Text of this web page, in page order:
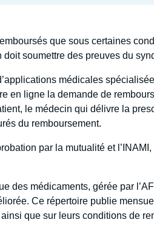
que sous certaines
soumettre des preuves du
médicales
en ligne la demande de
le médecin qui délivre la
du remboursement.
par la mutualité et
des médicaments, gérée par
Ce répertoire publie
que sur leurs conditions de